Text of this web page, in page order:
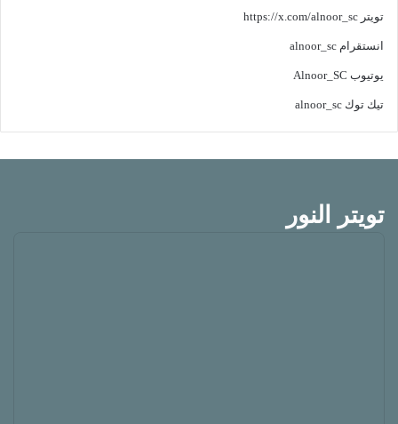
تويتر https://x.com/alnoor_sc
انستقرام alnoor_sc
يوتيوب Alnoor_SC
تيك توك alnoor_sc
تويتر النور